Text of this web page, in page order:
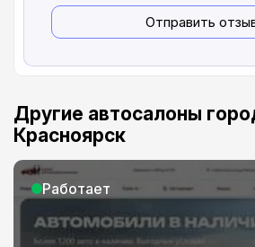
Отправить
Другие автосалоны
Красноярск
Работает